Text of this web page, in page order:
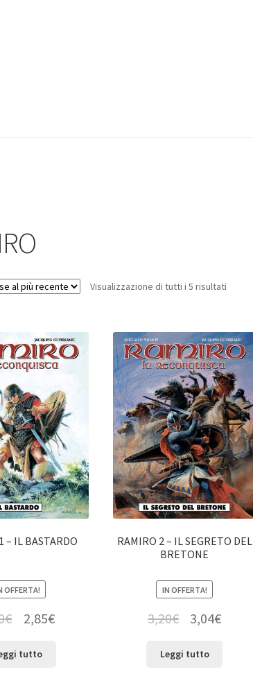
Visualizzazione di tutti i 5 risultati
– IL BASTARDO
OFFERTA!
€ 2,85€
tutto
RAMIRO 2 – IL SEGRETO DEL
BRETONE
IN OFFERTA!
3,20€ 3,04€
Leggi tutto